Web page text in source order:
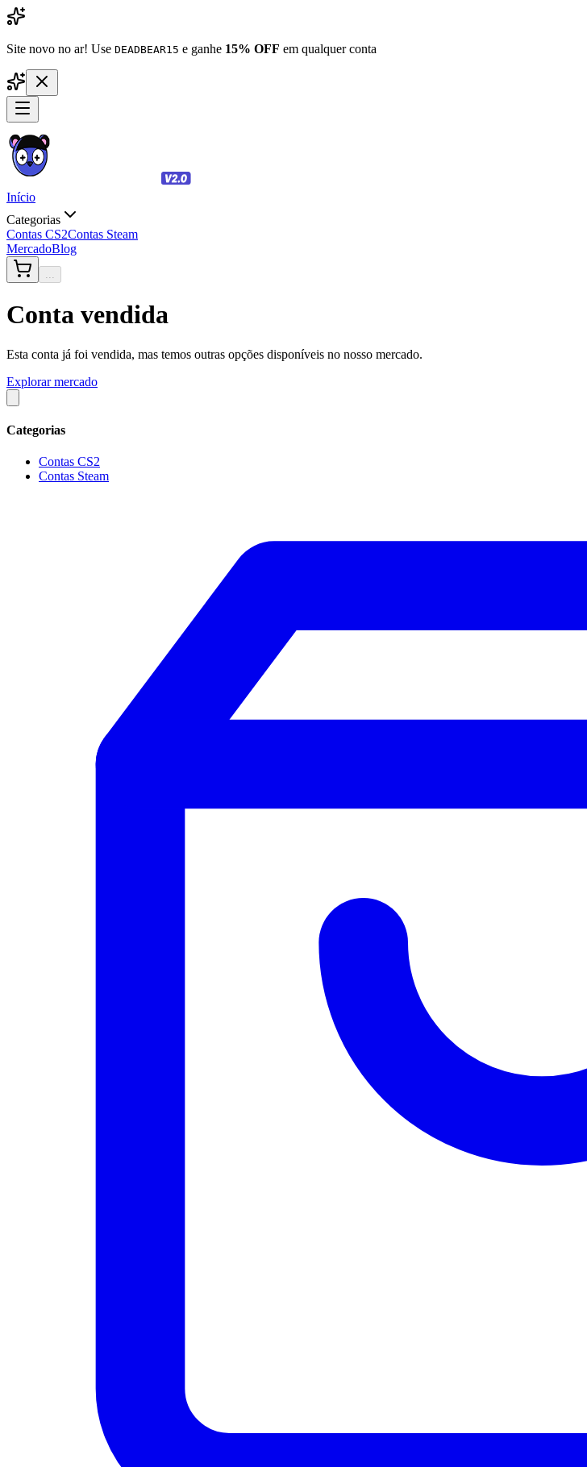
Site novo no ar! Use DEADBEAR15 e ganhe 15% OFF em qualquer conta
Início
Categorias
Contas CS2Contas Steam
MercadoBlog
...
Conta vendida
Esta conta já foi vendida, mas temos outras opções disponíveis no nosso mercado.
Explorar mercado
Categorias
Contas CS2
Contas Steam